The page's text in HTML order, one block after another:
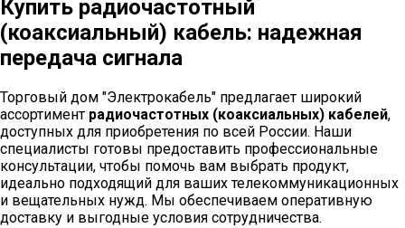
Купить радиочастотный
(коаксиальный) кабель: надежная
передача сигнала
Торговый дом "Электрокабель" предлагает широкий
ассортимент радиочастотных (коаксиальных) кабелей,
доступных для приобретения по всей России. Наши
специалисты готовы предоставить профессиональные
консультации, чтобы помочь вам выбрать продукт,
идеально подходящий для ваших телекоммуникационных
и вещательных нужд. Мы обеспечиваем оперативную
доставку и выгодные условия сотрудничества.